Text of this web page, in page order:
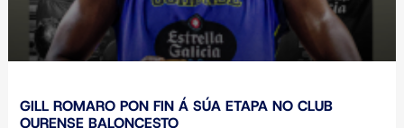
GILL ROMARO PON FIN Á SÚA ETAPA NO CLUB
OURENSE BALONCESTO